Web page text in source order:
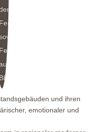
Fenstern
Fensterbänke
und ihren
emotionaler und